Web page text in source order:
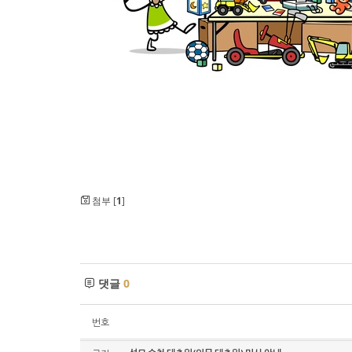
첨부 [1]
댓글 0
번호